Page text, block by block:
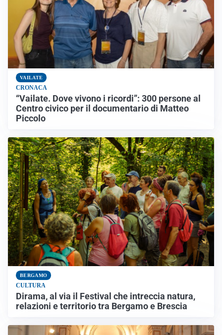
VAILATE
CRONACA
“Vailate. Dove vivono i ricordi”: 300 persone al
Centro civico per il documentario di Matteo
Piccolo
BERGAMO
CULTURA
Dirama, al via il Festival che intreccia natura,
relazioni e territorio tra Bergamo e Brescia